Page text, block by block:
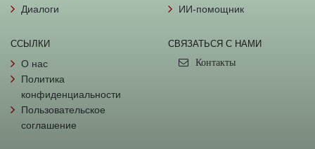
Диалоги
ИИ-помощник
ССЫЛКИ
О нас
Политика
конфиденциальности
Пользовательское
соглашение
СВЯЗАТЬСЯ С НАМИ
Контакты